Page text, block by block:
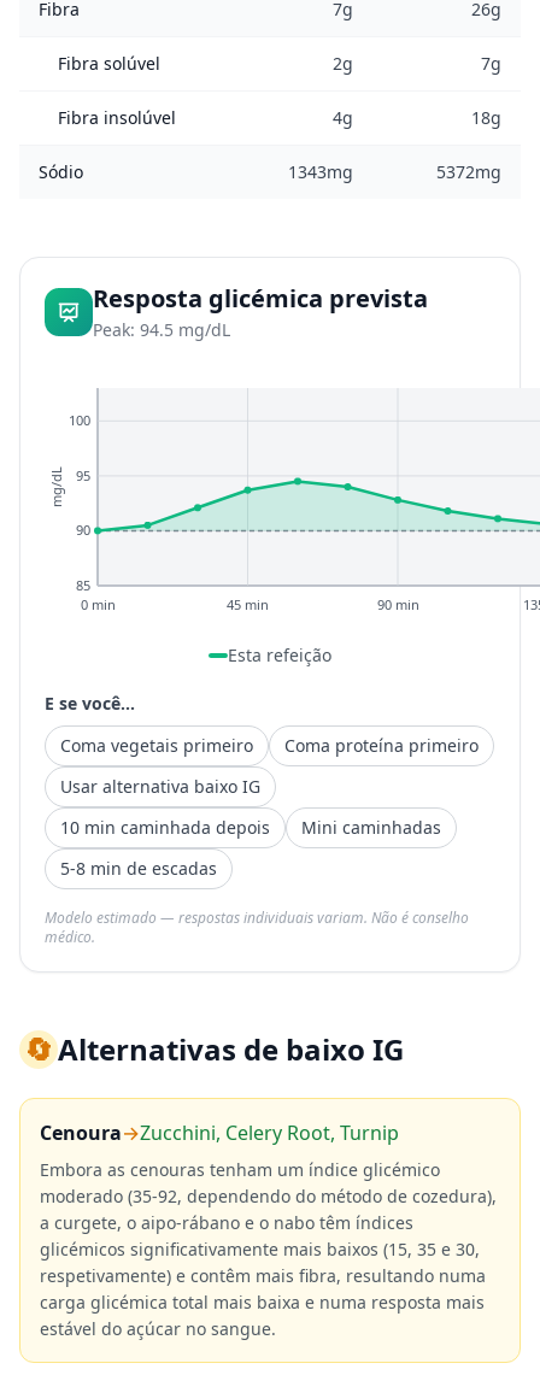
Fibra 7g 26g
Fibra solúvel 2g 7g
Fibra insolúvel 4g 18g
Sódio 1343mg 5372mg
Resposta glicémica prevista
Peak: 94.5 mg/dL
85
90
95
100
0 min 45 min 90 min
mg/dL
Esta refeição
E se você...
Coma vegetais primeiro
Coma proteína primeiro
Usar alternativa baixo IG
10 min caminhada depois
Mini caminhadas
5-8 min de escadas
Modelo estimado — respostas individuais variam. Não é conselho
médico.
🔄Alternativas de baixo IG
Cenoura→Zucchini, Celery Root, Turnip
Embora as cenouras tenham um índice glicémico
moderado (35-92, dependendo do método de cozedura),
a curgete, o aipo-rábano e o nabo têm índices
glicémicos significativamente mais baixos (15, 35 e 30,
respetivamente) e contêm mais fibra, resultando numa
carga glicémica total mais baixa e numa resposta mais
estável do açúcar no sangue.